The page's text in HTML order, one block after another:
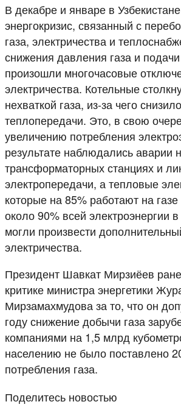
В декабре и январе в
энергокризис, связанный с
газа, электричества и
снижения давления газа и
произошли многочасовые
электричества. Котельные
нехваткой газа, из-за чего
теплопередачи. Это, в свою
увеличению потребления
результате наблюдались аварии
трансформаторных станциях и
электропередачи, а тепловые
которые на 85% работают на
около 90% всей электроэнергии
могли произвести
электричества.
Президент Шавкат Мирзиёев
критике министра энергетики
Мирзамахмудова за то, что он
году снижение добычи газа
компаниями на 1,5 млрд
населению не было поставлено
потребления газа.
Поделитесь новостью